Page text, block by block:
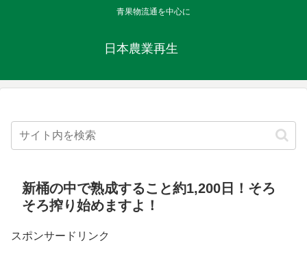
青果物流通を中心に
日本農業再生
新桶の中で熟成すること約1,200日！そろ
そろ搾り始めますよ！
スポンサードリンク